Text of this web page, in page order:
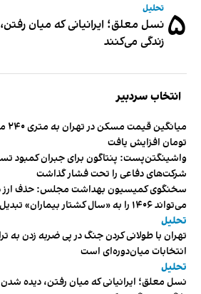
۵ تحلیل
نسل معلق؛ ایرانیانی که میان
زندگی می‌کنند
انتخاب سردبیر
تومان افزایش یافت
واشینگتن‌پست: پنتاگون برای جبران کمبود
شرکت‌های دفاعی را تحت فشار گذاشت
سخنگوی کمیسیون بهداشت مجلس: حذف ارز
می‌تواند ۱۴۰۶ را به «سال کشتار بیماران» تبدیل کند
تحلیل
تهران با طولانی کردن جنگ در پی ضربه زدن به
انتخابات میان‌دوره‌ای است
تحلیل
نسل معلق؛ ایرانیانی که میان رفتن، دیده